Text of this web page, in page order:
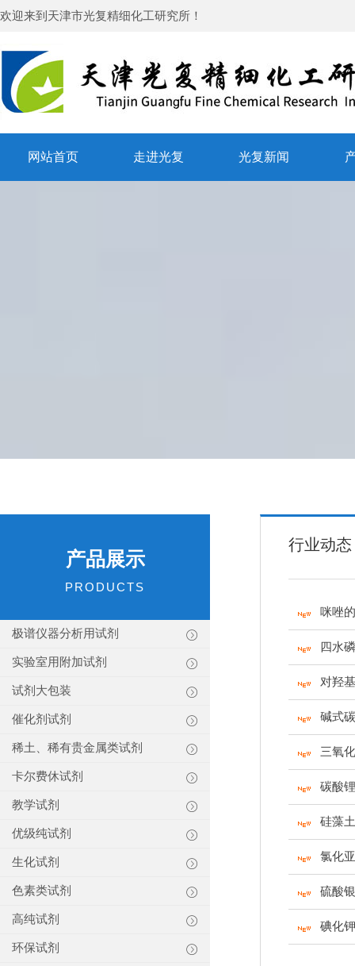
欢迎来到 天津市光复精细化工研究所 ！
网站首页 走进光复 光复新闻
产品展示
PRODUCTS
极谱仪器分析用试剂
实验室用附加试剂
试剂大包装
催化剂试剂
稀土、稀有贵金属类试剂
卡尔费休试剂
教学试剂
优级纯试剂
生化试剂
色素类试剂
高纯试剂
环保试剂
行业动态
咪唑
四水
对羟
碱式
三氧
碳酸
硅藻
氯化
硫酸
碘化